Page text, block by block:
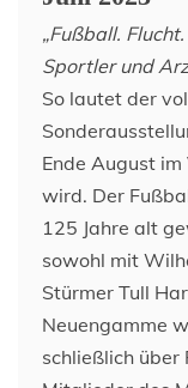
„Fußball.
Sportler und
So lautet der
Ende August
wird. Der
125 Jahre alt
sowohl mit
Stürmer Tull
Neuengamme
schließlich über